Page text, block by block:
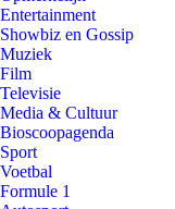
Entertainment
Showbiz en Gossip
Muziek
Film
Televisie
Media & Cultuur
Bioscoopagenda
Sport
Voetbal
Formule 1